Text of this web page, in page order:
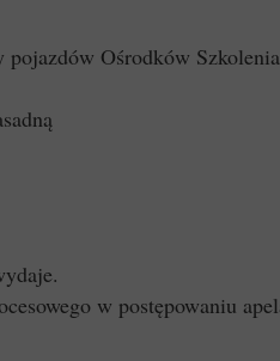
Ośrodków
w postępowaniu